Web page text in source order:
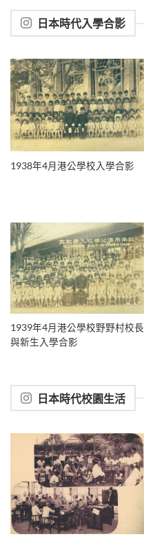
日本時代入學合影
1938年4月港公學校入學合影
1939年4月港公學校野野村校長
與新生入學合影
日本時代校園生活